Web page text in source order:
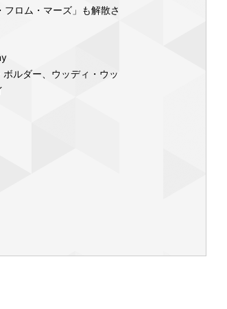
ロム・マーズ」も解散さ
ボルダー、ウッディ・ウッ